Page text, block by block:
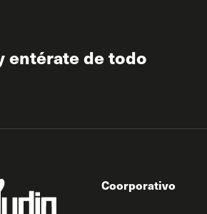
entérate de todo
Coorporativo